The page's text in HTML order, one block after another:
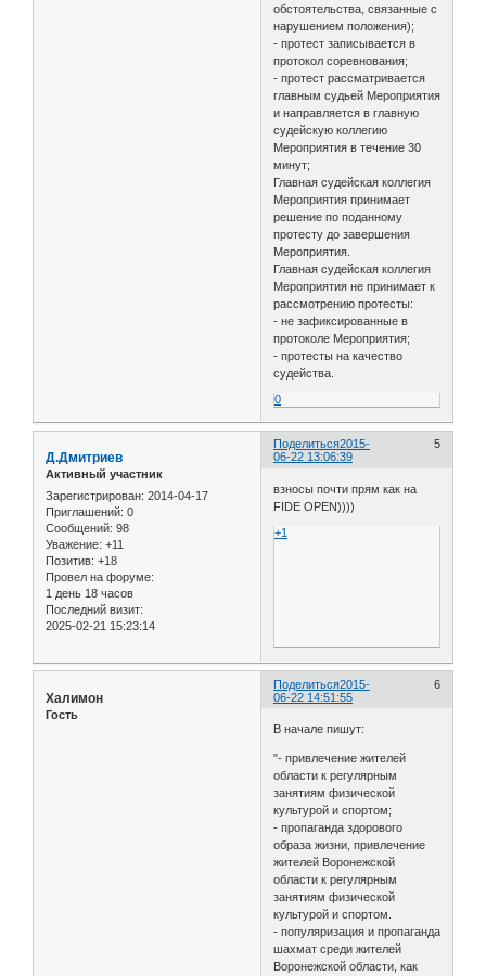
обстоятельства, связанные с
нарушением положения);
- протест записывается в
протокол соревнования;
- протест рассматривается
главным судьей Мероприятия
и направляется в главную
судейскую коллегию
Мероприятия в течение 30
минут;
Главная судейская коллегия
Мероприятия принимает
решение по поданному
протесту до завершения
Мероприятия.
Главная судейская коллегия
Мероприятия не принимает к
рассмотрению протесты:
- не зафиксированные в
протоколе Мероприятия;
- протесты на качество
судейства.
0
Поделиться 5
2015-
06-22 13:06:39
Д.Дмитриев
Активный участник
Зарегистрирован: 2014-04-17
Приглашений: 0
Сообщений: 98
Уважение: +11
Позитив: +18
Провел на форуме:
1 день 18 часов
Последний визит:
2025-02-21 15:23:14
взносы почти прям как на
FIDE OPEN))))
+1
Поделиться 6
2015-
06-22 14:51:55
Халимон
Гость
В начале пишут:
"- привлечение жителей
области к регулярным
занятиям физической
культурой и спортом;
- пропаганда здорового
образа жизни, привлечение
жителей Воронежской
области к регулярным
занятиям физической
культурой и спортом.
- популяризация и пропаганда
шахмат среди жителей
Воронежской области, как